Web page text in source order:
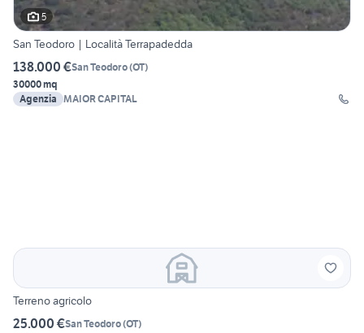
5
San Teodoro | Località Terrapadedda
138.000 €San Teodoro(OT)
30000 mq
Agenzia MAIOR CAPITAL
Terreno agricolo
25.000 €San Teodoro(OT)